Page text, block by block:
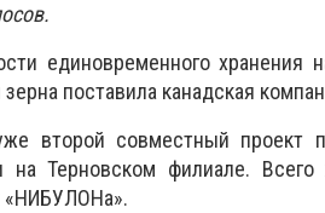
единовременного хранения
поставила канадская
второй совместный проект
на Терновском филиале.
«НИБУЛОНа».